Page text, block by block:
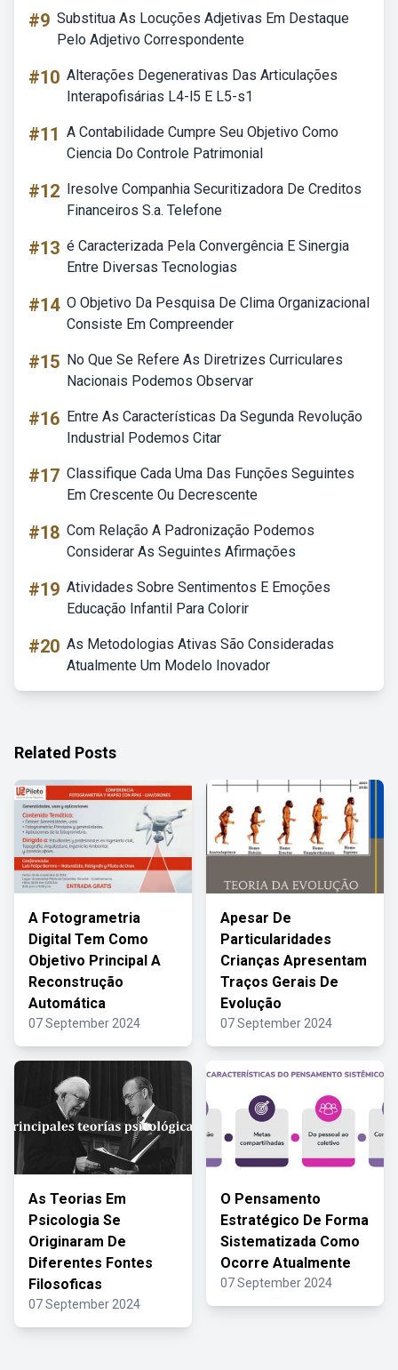
#9 Substitua As Locuções Adjetivas Em Destaque
Pelo Adjetivo Correspondente
#10 Alterações Degenerativas Das Articulações
Interapofisárias L4-l5 E L5-s1
#11 A Contabilidade Cumpre Seu Objetivo Como
Ciencia Do Controle Patrimonial
#12 Iresolve Companhia Securitizadora De Creditos
Financeiros S.a. Telefone
#13 é Caracterizada Pela Convergência E Sinergia
Entre Diversas Tecnologias
#14 O Objetivo Da Pesquisa De Clima Organizacional
Consiste Em Compreender
#15 No Que Se Refere As Diretrizes Curriculares
Nacionais Podemos Observar
#16 Entre As Características Da Segunda Revolução
Industrial Podemos Citar
#17 Classifique Cada Uma Das Funções Seguintes
Em Crescente Ou Decrescente
#18 Com Relação A Padronização Podemos
Considerar As Seguintes Afirmações
#19 Atividades Sobre Sentimentos E Emoções
Educação Infantil Para Colorir
#20 As Metodologias Ativas São Consideradas
Atualmente Um Modelo Inovador
Related Posts
A Fotogrametria
Digital Tem Como
Objetivo Principal A
Reconstrução
Automática
07 September 2024
Apesar De
Particularidades
Crianças Apresentam
Traços Gerais De
Evolução
07 September 2024
As Teorias Em
Psicologia Se
Originaram De
Diferentes Fontes
Filosoficas
07 September 2024
O Pensamento
Estratégico De Forma
Sistematizada Como
Ocorre Atualmente
07 September 2024